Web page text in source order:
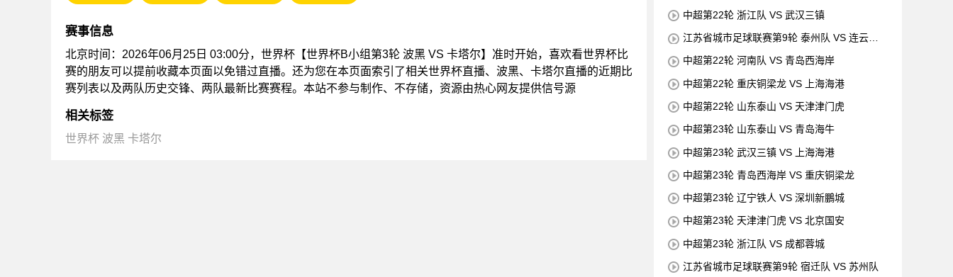
赛事信息
北京时间：2026年06月25日 03:00分，世界杯【世界杯B小组第3轮 波黑 VS 卡塔尔】准时开始，喜欢看世界杯比
赛的朋友可以提前收藏本页面以免错过直播。还为您在本页面索引了相关世界杯直播、波黑、卡塔尔直播的近期比
赛列表以及两队历史交锋、两队最新比赛赛程。本站不参与制作、不存储，资源由热心网友提供信号源
相关标签
世界杯 波黑 卡塔尔
中超第22轮 浙江队 VS 武汉三镇
江苏省城市足球联赛第9轮 泰州队 VS 连云港
中超第22轮 河南队 VS 青岛西海岸
中超第22轮 重庆铜梁龙 VS 上海海港
中超第22轮 山东泰山 VS 天津津门虎
中超第23轮 山东泰山 VS 青岛海牛
中超第23轮 武汉三镇 VS 上海海港
中超第23轮 青岛西海岸 VS 重庆铜梁龙
中超第23轮 辽宁铁人 VS 深圳新鵬城
中超第23轮 天津津门虎 VS 北京国安
中超第23轮 浙江队 VS 成都蓉城
江苏省城市足球联赛第9轮 宿迁队 VS 苏州队